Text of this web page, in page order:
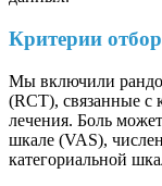
Критерии
Мы включили
(RCT), связанные с
лечения. Боль
шкале (VAS),
категориальной